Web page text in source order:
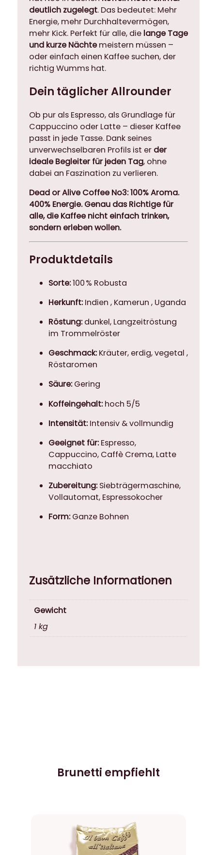
deutlich zugelegt. Das bedeutet: Mehr
Energie, mehr Durchhaltevermögen,
mehr Kick. Perfekt für alle, die lange Tage
und kurze Nächtemeistern müssen –
oder einfach einen Kaffee suchen, der
richtig Wumms hat.
Dein täglicher Allrounder
Ob pur als Espresso, als Grundlage für
Cappuccino oder Latte – dieser Kaffee
passt in jede Tasse. Dank seines
unverwechselbaren Profils ist er der
ideale Begleiter für jeden Tag, ohne
dabei an Faszination zu verlieren.
Dead or Alive Coffee No3: 100% Aroma.
400% Energie. Genau das Richtige für
alle, die Kaffee nicht einfach trinken,
sondern erleben wollen.
Produktdetails
Sorte:100 % Robusta
Herkunft: Indien , Kamerun , Uganda
Röstung: dunkel, Langzeitröstung
im Trommelröster
Geschmack: Kräuter, erdig, vegetal ,
Röstaromen
Säure: Gering
Koffeingehalt: hoch 5/5
Intensität: Intensiv & vollmundig
Geeignet für: Espresso,
Cappuccino, Caffè Crema, Latte
macchiato
Zubereitung: Siebträgermaschine,
Vollautomat, Espressokocher
Form: Ganze Bohnen
Zusätzliche Informationen
Gewicht
1 kg
Brunetti empfiehlt